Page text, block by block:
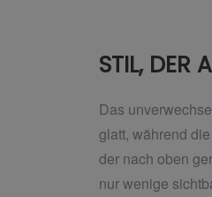
STIL, DER
Das
glatt, während
der nach oben
nur wenige